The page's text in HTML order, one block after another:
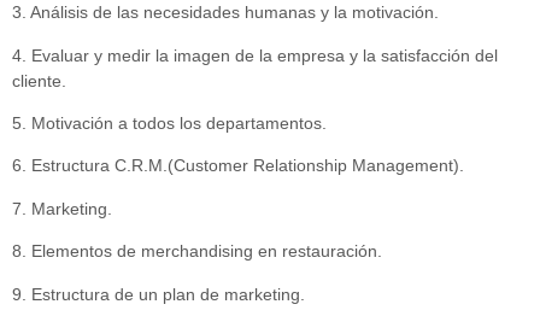
3. Análisis de las necesidades humanas y la motivación.
4. Evaluar y medir la imagen de la empresa y la satisfacción del
cliente.
5. Motivación a todos los departamentos.
6. Estructura C.R.M.(Customer Relationship Management).
7. Marketing.
8. Elementos de merchandising en restauración.
9. Estructura de un plan de marketing.